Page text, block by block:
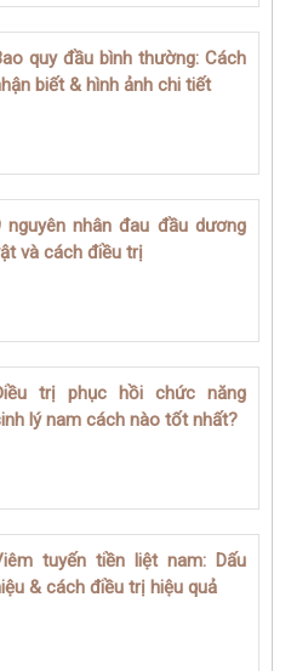
quy đầu bình thường: Cách
biết & hình ảnh chi tiết
nguyên nhân đau đầu dương
và cách điều trị
trị phục hồi chức năng
lý nam cách nào tốt nhất?
tuyến tiền liệt nam: Dấu
& cách điều trị hiệu quả